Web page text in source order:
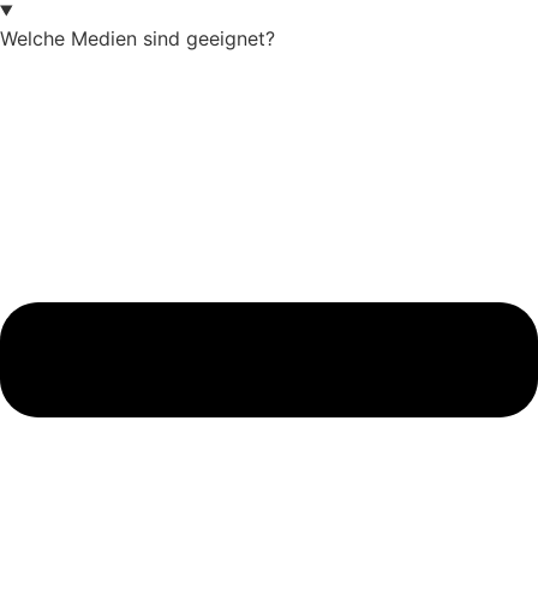
Welche Medien sind geeignet?